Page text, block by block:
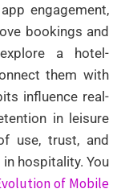
engagement,
bookings and
a hotel-
them with
influence real-
in leisure
use, trust, and
hospitality. You
of Mobile